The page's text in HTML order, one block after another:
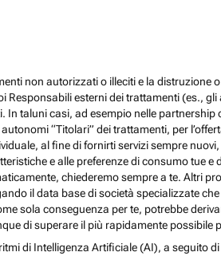
non autorizzati o illeciti e la distruzione
esterni dei trattamenti (es.,
taluni casi, ad esempio nelle partnership
“Titolari” dei trattamenti, per
al fine di fornirti servizi sempre
e alle preferenze di consumo tue
chiederemo sempre a te. Altri
il data base di società specializzate
sola conseguenza per te, potrebbe
di superare il più rapidamente possibile
di Intelligenza Artificiale (AI), a seguito